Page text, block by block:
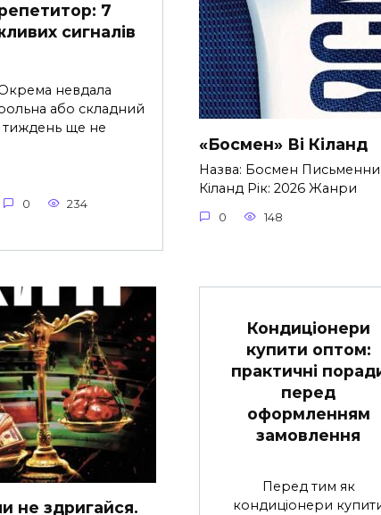
7
сигналів
невдала
або складний
тиждень ще не
0 234
«Босмен» Ві Кіланд
Назва: Босмен
Кіланд Рік: 2026 Жанри
0 148
не здригайся.
Кондиціонери
купити оптом:
практичні
перед
оформленням
замовлення
Перед тим як
кондиціонери